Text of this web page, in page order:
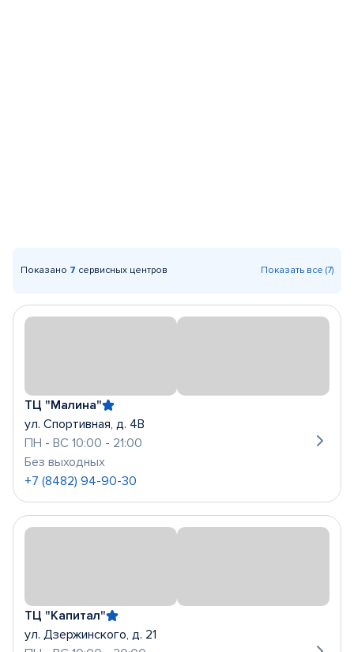
Показано 7 сервисных центров Показать все (7)
ТЦ "Малина"
ул. Спортивная, д. 4В
ПН - ВС 10:00 - 21:00
Без выходных
+7 (8482) 94-90-30
ТЦ "Капитал"
ул. Дзержинского, д. 21